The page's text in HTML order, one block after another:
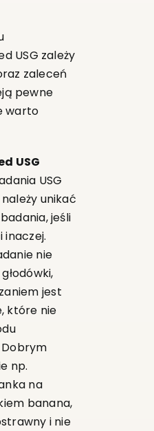
USG zależy
zaleceń
pewne
warto
USG
USG
unikać
jeśli
inaczej.
nie
jest
które nie
np.
na
banana,
i nie